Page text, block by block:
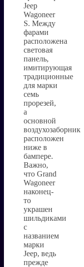
Jeep
Wagoneer
S. Между
фарами
расположена
световая
панель,
имитирующая
традиционные
для марки
семь
прорезей,
а
основной
воздухозаборник
расположен
ниже в
бампере.
Важно,
что Grand
Wagoneer
наконец-
то
украшен
шильдиками
с
названием
марки
Jeep, ведь
прежде